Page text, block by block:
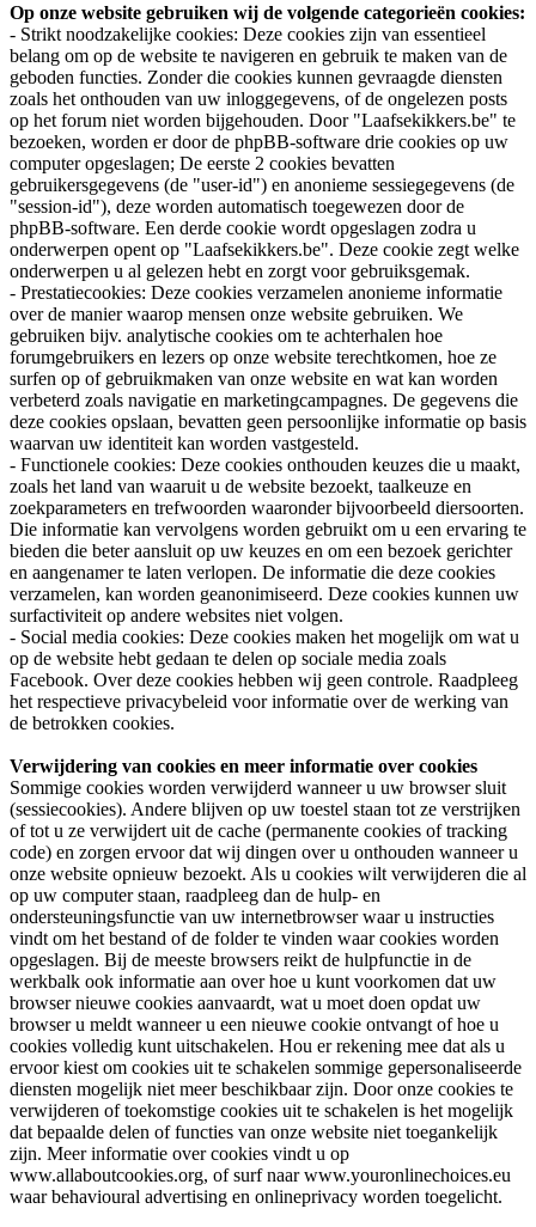
Op onze website gebruiken wij de volgende categorieën cookies:
- Strikt noodzakelijke cookies: Deze cookies zijn van essentieel
belang om op de website te navigeren en gebruik te maken van de
geboden functies. Zonder die cookies kunnen gevraagde diensten
zoals het onthouden van uw inloggegevens, of de ongelezen posts
op het forum niet worden bijgehouden. Door "Laafsekikkers.be" te
bezoeken, worden er door de phpBB-software drie cookies op uw
computer opgeslagen; De eerste 2 cookies bevatten
gebruikersgegevens (de "user-id") en anonieme sessiegegevens (de
"session-id"), deze worden automatisch toegewezen door de
phpBB-software. Een derde cookie wordt opgeslagen zodra u
onderwerpen opent op "Laafsekikkers.be". Deze cookie zegt welke
onderwerpen u al gelezen hebt en zorgt voor gebruiksgemak.
- Prestatiecookies: Deze cookies verzamelen anonieme informatie
over de manier waarop mensen onze website gebruiken. We
gebruiken bijv. analytische cookies om te achterhalen hoe
forumgebruikers en lezers op onze website terechtkomen, hoe ze
surfen op of gebruikmaken van onze website en wat kan worden
verbeterd zoals navigatie en marketingcampagnes. De gegevens die
deze cookies opslaan, bevatten geen persoonlijke informatie op basis
waarvan uw identiteit kan worden vastgesteld.
- Functionele cookies: Deze cookies onthouden keuzes die u maakt,
zoals het land van waaruit u de website bezoekt, taalkeuze en
zoekparameters en trefwoorden waaronder bijvoorbeeld diersoorten.
Die informatie kan vervolgens worden gebruikt om u een ervaring te
bieden die beter aansluit op uw keuzes en om een bezoek gerichter
en aangenamer te laten verlopen. De informatie die deze cookies
verzamelen, kan worden geanonimiseerd. Deze cookies kunnen uw
surfactiviteit op andere websites niet volgen.
- Social media cookies: Deze cookies maken het mogelijk om wat u
op de website hebt gedaan te delen op sociale media zoals
Facebook. Over deze cookies hebben wij geen controle. Raadpleeg
het respectieve privacybeleid voor informatie over de werking van
de betrokken cookies.
Verwijdering van cookies en meer informatie over cookies
Sommige cookies worden verwijderd wanneer u uw browser sluit
(sessiecookies). Andere blijven op uw toestel staan tot ze verstrijken
of tot u ze verwijdert uit de cache (permanente cookies of tracking
code) en zorgen ervoor dat wij dingen over u onthouden wanneer u
onze website opnieuw bezoekt. Als u cookies wilt verwijderen die al
op uw computer staan, raadpleeg dan de hulp- en
ondersteuningsfunctie van uw internetbrowser waar u instructies
vindt om het bestand of de folder te vinden waar cookies worden
opgeslagen. Bij de meeste browsers reikt de hulpfunctie in de
werkbalk ook informatie aan over hoe u kunt voorkomen dat uw
browser nieuwe cookies aanvaardt, wat u moet doen opdat uw
browser u meldt wanneer u een nieuwe cookie ontvangt of hoe u
cookies volledig kunt uitschakelen. Hou er rekening mee dat als u
ervoor kiest om cookies uit te schakelen sommige gepersonaliseerde
diensten mogelijk niet meer beschikbaar zijn. Door onze cookies te
verwijderen of toekomstige cookies uit te schakelen is het mogelijk
dat bepaalde delen of functies van onze website niet toegankelijk
zijn. Meer informatie over cookies vindt u op
www.allaboutcookies.org, of surf naar www.youronlinechoices.eu
waar behavioural advertising en onlineprivacy worden toegelicht.